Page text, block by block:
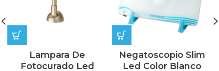
Lampara De
Fotocurado Led
Negatoscopio Slim
Led Color Blanco